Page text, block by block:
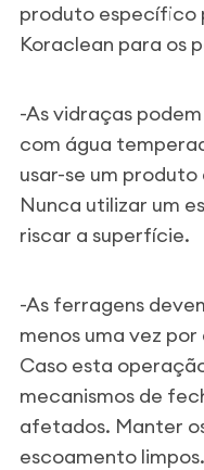
produto específico
Koraclean para os
-As vidraças
com água
usar-se um
Nunca utilizar um
riscar a superfície.
-As ferragens
menos uma vez
Caso esta
mecanismos de
afetados. Manter
escoamento limpos.